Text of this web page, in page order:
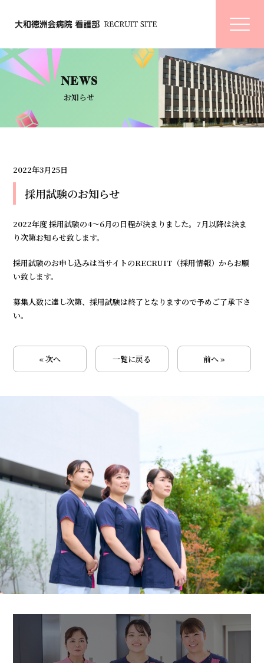
NEWS
お知らせ
2022年3月25日
採用試験のお知らせ
2022年度 採用試験の4～6月の日程が決まりました。7月以降は決ま
り次第お知らせ致します。
採用試験のお申し込みは当サイトのRECRUIT（採用情報）からお願
い致します。
募集人数に達し次第、採用試験は終了となりますので予めご了承下さ
い。
« 次へ 一覧に戻る 前へ »